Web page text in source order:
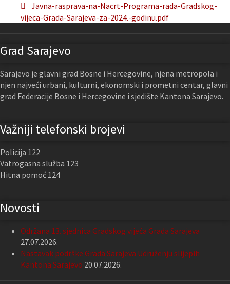
Javna-rasprava-na-Nacrt-Programa-rada-Gradskog-
vijeca-Grada-Sarajeva-za-2024.-godinu.pdf
Grad Sarajevo
Sarajevo je glavni grad Bosne i Hercegovine, njena metropola i
njen najveći urbani, kulturni, ekonomski i prometni centar, glavni
grad Federacije Bosne i Hercegovine i sjedište Kantona Sarajevo.
Važniji telefonski brojevi
Policija 122
Vatrogasna služba 123
Hitna pomoć 124
Novosti
Održana 13. sjednica Gradskog vijeća Grada Sarajeva
27.07.2026.
Nastavak podrške Grada Sarajeva Udruženju slijepih
Kantona Sarajevo 20.07.2026.